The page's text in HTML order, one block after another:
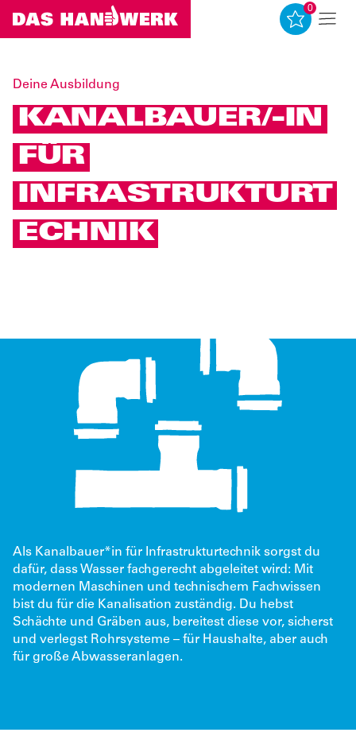
0
Deine Ausbildung
KANALBAUER/-IN
FÜR
INFRASTRUKTURT
ECHNIK
Als Kanalbauer*in für Infrastrukturtechnik sorgst du
dafür, dass Wasser fachgerecht abgeleitet wird: Mit
modernen Maschinen und technischem Fachwissen
bist du für die Kanalisation zuständig. Du hebst
Schächte und Gräben aus, bereitest diese vor, sicherst
und verlegst Rohrsysteme – für Haushalte, aber auch
für große Abwasseranlagen.